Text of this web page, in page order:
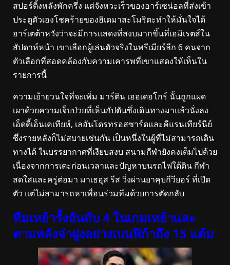
สปอร์ติ้งหลังพักครึ่ง แต่จังหวะเร็วของอาร์เซน่อลที่ส่งเข้า
ประตูตัวเองโชคร้ายของฮิเดมาสะโมริตะทำให้มั่นใจได้
อาร์เตต้าหวังว่าจะมีการแสดงที่สงบมากขึ้นที่เอมิเรตส์ใน
สัปดาห์หน้า เขาเลือกผู้เล่นตัวจริงในพรีเมียร์ลีก 6 คนจาก
ตัวเลือกที่สอดคล้องกับความเคารพที่เขาแสดงให้เห็นใน
รายการนี้
ความเย้ายวนใจที่จะเพิ่ม มาร์ติน เออเดอโกร์ นั้นถูกแผด
เผาด้วยความเจ็บป่วยที่เห็นกัปตันซึ่งเดินทางมาแล้วนั่งลง
เอ็ดดี้เอ็นเคเทียห์, เลอันโดรทรอสซาร์ดและคีแรนเทียร์นีย์
ซึ่งรายหลังก็ไม่สบายเช่นกัน เป็นหนึ่งในผู้ที่ไม่สามารถเดิน
ทางได้ ในบรรยากาศที่เงียบสงบ สนามกีฬายังคงเต็มไปด้วย
เนื่องจากการเตะก่อนเวลาและปัญหาบนรถไฟใต้ดิน กีฬา
สดใสและครู่ต่อมา มาเธอุส รีส วิ่งผ่านยาคุบกีวียอร์ ที่เปิด
ตัว แต่ไม่สามารถหาเพื่อนร่วมทีมด้วยการตัดกลับ
ทีมเหย้ารั้งอันดับ 4 ในเกมเหย้าและ
ตามหลังจ่าฝูงอย่างเบนฟิก้าถึง 15 แต้ม